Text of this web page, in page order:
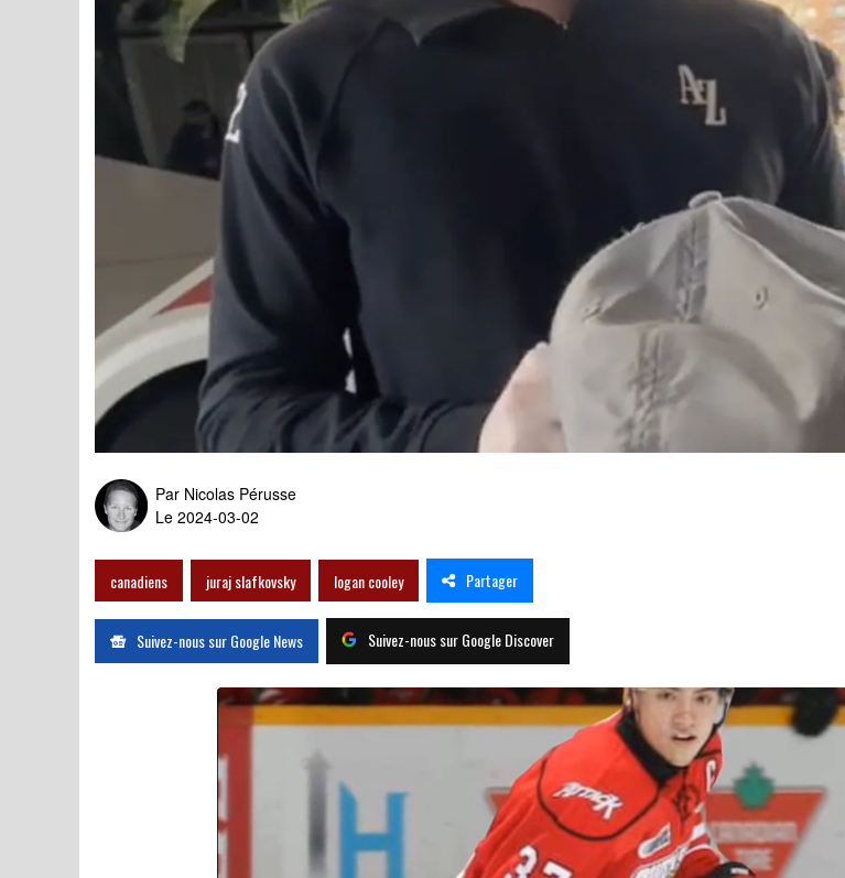
Logan Cooley piégé par un fan à Montréal
Par Nicolas Pérusse
Le 2024-03-02
canadiens juraj slafkovsky logan cooley Partager
Suivez-nous sur Google News Suivez-nous sur Google Discover